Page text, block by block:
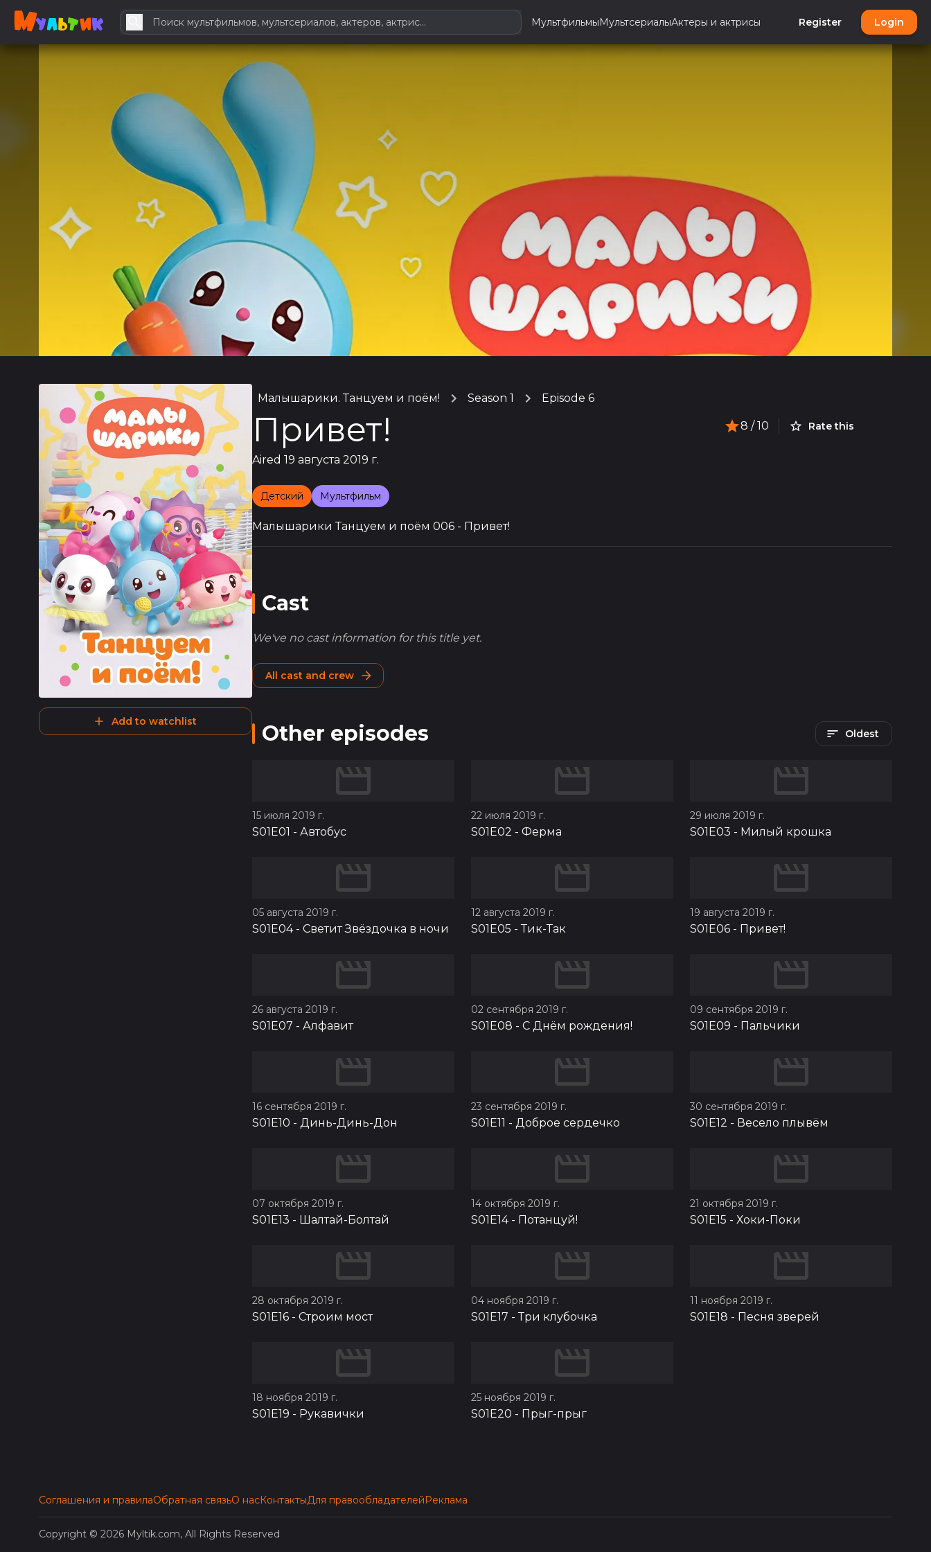
МультфильмыМультсериалыАктеры и актрисы Register Login
Add to watchlist
Малышарики. Танцуем и поём! Season 1 Episode 6
Привет!
Aired 19 августа 2019 г.
8 / 10 Rate this
Детский Мультфильм
Малышарики Танцуем и поём 006 - Привет!
Cast
We've no cast information for this title yet.
All cast and crew
Other episodes Oldest
15 июля 2019 г.
S01E01 - Автобус
22 июля 2019 г.
S01E02 - Ферма
29 июля 2019 г.
S01E03 - Милый крошка
05 августа 2019 г.
S01E04- Светит Звёздочка в ночи
12 августа 2019 г.
S01E05 - Тик-Так
19 августа 2019 г.
S01E06 - Привет!
26 августа 2019 г.
S01E07 - Алфавит
02 сентября 2019 г.
S01E08 - С Днём рождения!
09 сентября 2019 г.
S01E09 - Пальчики
16 сентября 2019 г.
S01E10 - Динь-Динь-Дон
23 сентября 2019 г.
S01E11 - Доброе сердечко
30 сентября 2019 г.
S01E12 - Весело плывём
07 октября 2019 г.
S01E13 - Шалтай-Болтай
14 октября 2019 г.
S01E14- Потанцуй!
21 октября 2019 г.
S01E15 - Хоки-Поки
28 октября 2019 г.
S01E16 - Строим мост
04 ноября 2019 г.
S01E17 - Три клубочка
11 ноября 2019 г.
S01E18 - Песня зверей
18 ноября 2019 г.
S01E19 - Рукавички
25 ноября 2019 г.
S01E20 - Прыг-прыг
Соглашения и правилаОбратная связьО насКонтактыДля правообладателейРеклама
Copyright © 2026 Myltik.com, All Rights Reserved